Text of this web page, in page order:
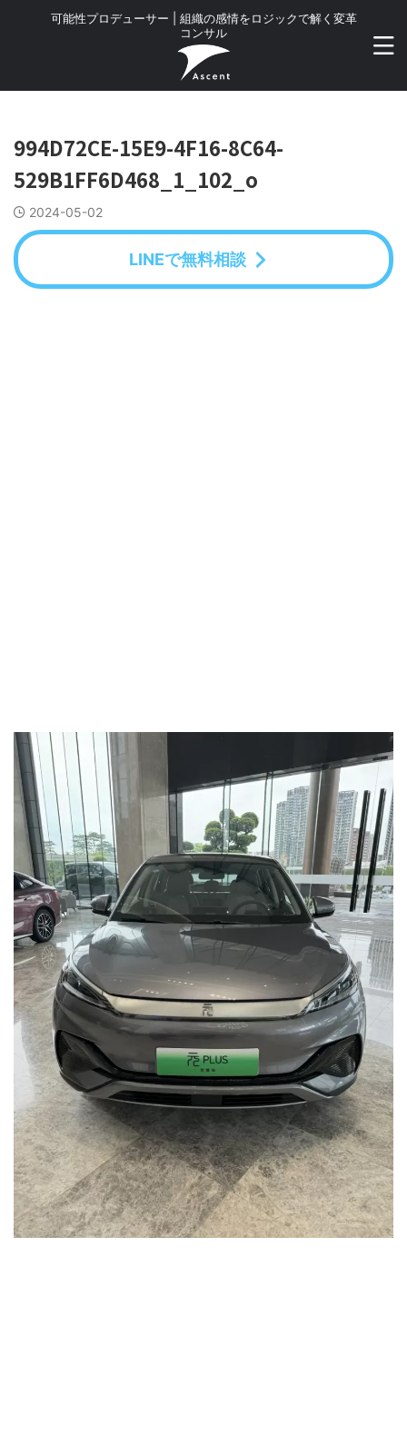
可能性プロデューサー | 組織の感情をロジックで解く変革
コンサル
994D72CE-15E9-4F16-8C64-
529B1FF6D468_1_102_o
2024-05-02
LINEで無料相談